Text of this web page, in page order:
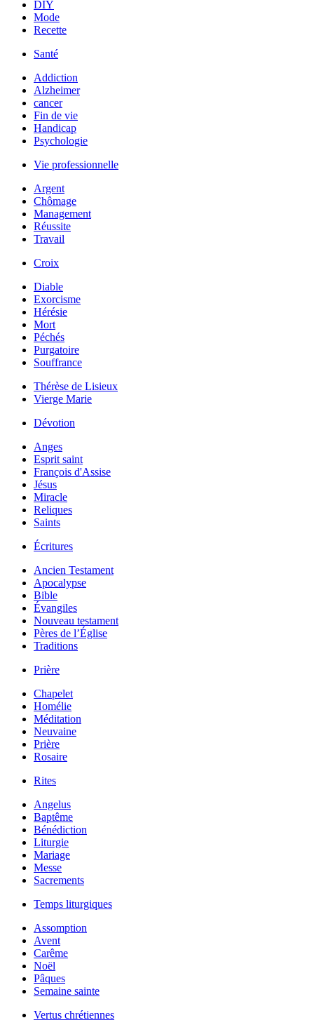
DIY
Mode
Recette
Santé
Addiction
Alzheimer
cancer
Fin de vie
Handicap
Psychologie
Vie professionnelle
Argent
Chômage
Management
Réussite
Travail
Croix
Diable
Exorcisme
Hérésie
Mort
Péchés
Purgatoire
Souffrance
Thérèse de Lisieux
Vierge Marie
Dévotion
Anges
Esprit saint
François d'Assise
Jésus
Miracle
Reliques
Saints
Écritures
Ancien Testament
Apocalypse
Bible
Évangiles
Nouveau testament
Pères de l’Église
Traditions
Prière
Chapelet
Homélie
Méditation
Neuvaine
Prière
Rosaire
Rites
Angelus
Baptême
Bénédiction
Liturgie
Mariage
Messe
Sacrements
Temps liturgiques
Assomption
Avent
Carême
Noël
Pâques
Semaine sainte
Vertus chrétiennes